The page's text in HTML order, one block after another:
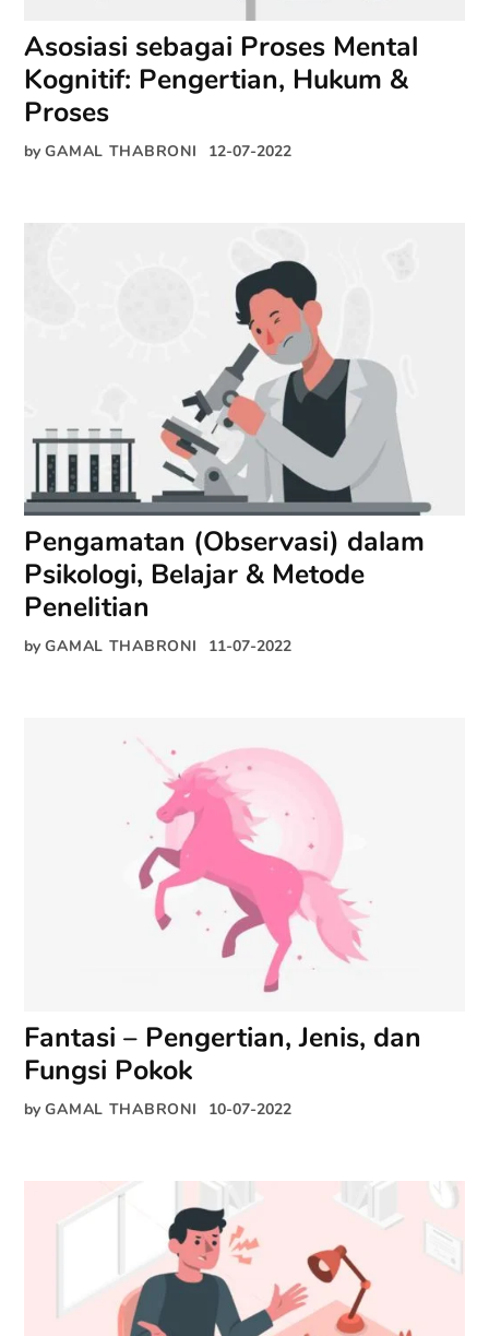
Asosiasi sebagai Proses Mental
Kognitif: Pengertian, Hukum &
Proses
by GAMAL THABRONI 12-07-2022
Pengamatan (Observasi) dalam
Psikologi, Belajar & Metode
Penelitian
by GAMAL THABRONI 11-07-2022
Fantasi – Pengertian, Jenis, dan
Fungsi Pokok
by GAMAL THABRONI 10-07-2022